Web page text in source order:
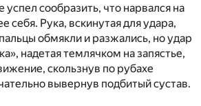
сообразить, что нарвался на
себя. Рука, вскинутая для удара,
обмякли и разжались, но удар
надетая темлячком на запястье,
скользнув по рубахе
вывернув подбитый сустав.